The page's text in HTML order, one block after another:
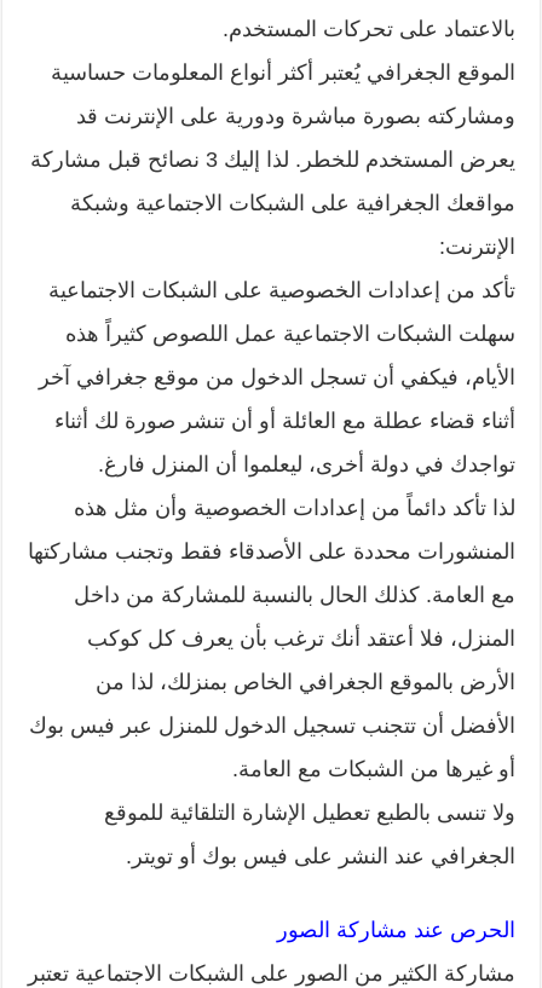
بالاعتماد على تحركات المستخدم.
الموقع الجغرافي يُعتبر أكثر أنواع المعلومات حساسية
ومشاركته بصورة مباشرة ودورية على الإنترنت قد
يعرض المستخدم للخطر. لذا إليك 3 نصائح قبل مشاركة
مواقعك الجغرافية على الشبكات الاجتماعية وشبكة
الإنترنت:
تأكد من إعدادات الخصوصية على الشبكات الاجتماعية
سهلت الشبكات الاجتماعية عمل اللصوص كثيراً هذه
الأيام، فيكفي أن تسجل الدخول من موقع جغرافي آخر
أثناء قضاء عطلة مع العائلة أو أن تنشر صورة لك أثناء
تواجدك في دولة أخرى، ليعلموا أن المنزل فارغ.
لذا تأكد دائماً من إعدادات الخصوصية وأن مثل هذه
المنشورات محددة على الأصدقاء فقط وتجنب مشاركتها
مع العامة. كذلك الحال بالنسبة للمشاركة من داخل
المنزل، فلا أعتقد أنك ترغب بأن يعرف كل كوكب
الأرض بالموقع الجغرافي الخاص بمنزلك، لذا من
الأفضل أن تتجنب تسجيل الدخول للمنزل عبر فيس بوك
أو غيرها من الشبكات مع العامة.
ولا تنسى بالطبع تعطيل الإشارة التلقائية للموقع
الجغرافي عند النشر على فيس بوك أو تويتر.
الحرص عند مشاركة الصور
مشاركة الكثير من الصور على الشبكات الاجتماعية تعتبر